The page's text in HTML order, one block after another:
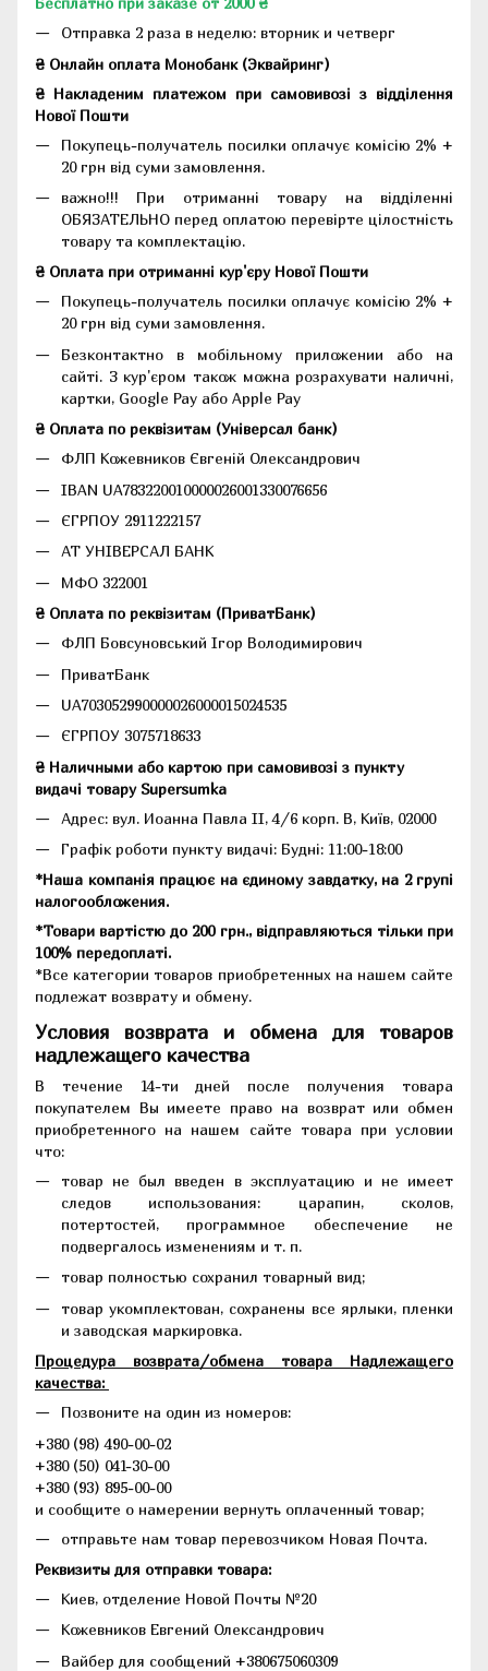
Отправка 2 раза в неделю: вторник и четверг
₴ Онлайн оплата Монобанк (Эквайринг)
₴ Накладеним платежом при самовивозі з відділення
Нової Пошти
Покупець-получатель посилки оплачує комісію 2% +
20 грн від суми замовлення.
важно!!! При отриманні товару на відділенні
ОБЯЗАТЕЛЬНО перед оплатою перевірте цілостність
товару та комплектацію.
₴ Оплата при отриманні кур'єру Нової Пошти
Покупець-получатель посилки оплачує комісію 2% +
20 грн від суми замовлення.
Безконтактно в мобільному приложении або на
сайті. З кур'єром також можна розрахувати наличні,
картки, Google Pay або Apple Pay
₴ Оплата по реквізитам (Універсал банк)
ФЛП Кожевников Євгеній Олександрович
IBAN UA783220010000026001330076656
ЄГРПОУ 2911222157
АТ УНІВЕРСАЛ БАНК
МФО 322001
₴ Оплата по реквізитам (ПриватБанк)
ФЛП Бовсуновський Ігор Володимирович
ПриватБанк
UA703052990000026000015024535
ЄГРПОУ 3075718633
₴ Наличными або картою при самовивозі з пункту
видачі товару Supersumka
Адрес: вул. Иоанна Павла II, 4/6 корп. В, Київ, 02000
Графік роботи пункту видачі: Будні: 11:00-18:00
*Наша компанія працює на єдиному завдатку, на 2 групі
налогообложения.
*Товари вартістю до 200 грн., відправляються тільки при
100% передоплаті.
*Все категории товаров приобретенных на нашем сайте
подлежат возврату и обмену.
Условия возврата и обмена для товаров
надлежащего качества
В течение 14-ти дней после получения товара
покупателем Вы имеете право на возврат или обмен
приобретенного на нашем сайте товара при условии
что:
товар не был введен в эксплуатацию и не имеет
следов использования: царапин, сколов,
потертостей, программное обеспечение не
подвергалось изменениям и т. п.
товар полностью сохранил товарный вид;
товар укомплектован, сохранены все ярлыки, пленки
и заводская маркировка.
Процедура возврата/обмена товара Надлежащего
качества:
Позвоните на один из номеров:
+380 (98) 490-00-02
+380 (50) 041-30-00
+380 (93) 895-00-00
и сообщите о намерении вернуть оплаченный товар;
отправьте нам товар перевозчиком Новая Почта.
Реквизиты для отправки товара:
Киев, отделение Новой Почты №20
Кожевников Евгений Олександрович
Вайбер для сообщений +380675060309